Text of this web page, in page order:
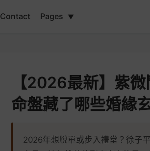
Contact Pages ▼
【2026最新】紫
命盤藏了哪些婚緣
2026年想脫單或步入禮堂？徐子